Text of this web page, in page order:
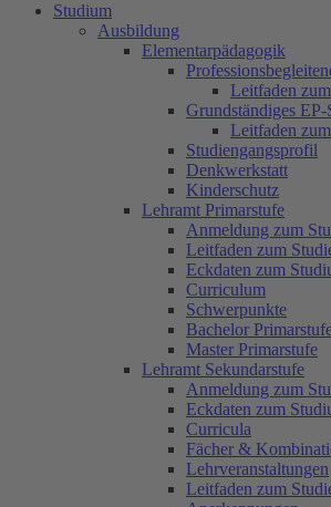
Studium
Ausbildung
Elementarpädagogik
Leitfaden
Grundständiges
Leitfaden
Studiengangsprofil
Denkwerkstatt
Kinderschutz
Lehramt Primarstufe
Anmeldung zum
Leitfaden zum
Eckdaten zum
Curriculum
Schwerpunkte
Bachelor
Master Primarstufe
Lehramt Sekundarstufe
Anmeldung zum
Eckdaten zum
Curricula
Fächer &
Lehrveranstaltungen
Leitfaden zum